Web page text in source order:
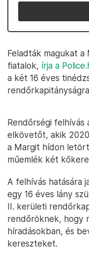
Feladták magukat
fiatalok, írja a
a két 16 éves
Rendőrségi
elkövetőt, akik
a Margit hídon
műemlék két
A felhívás hatására
egy 16 éves lány
II. kerületi
rendőröknek, hogy
híradásokban, és
kereszteket.